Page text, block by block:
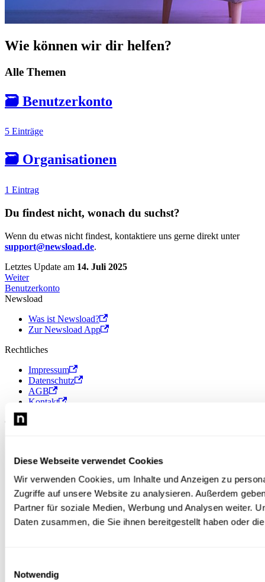
Diese Webseite verwendet Cookies
Wir verwenden Cookies, um Inhalte und Anzeigen zu
Zugriffe auf unsere Website zu analysieren. Außerdem
Partner für soziale Medien, Werbung und Analysen weiter.
Daten zusammen, die Sie ihnen bereitgestellt haben oder
Notwendig
Wie können wir dir helfen?
Alle Themen
🗃️ Benutzerkonto
5 Einträge
🗃️ Organisationen
1 Eintrag
Du findest nicht, wonach du suchst?
Wenn du etwas nicht findest, kontaktiere uns gerne direkt unter
support@newsload.de.
Letztes Update am 14. Juli 2025
Weiter
Benutzerkonto
Newsload
Was ist Newsload?
Zur Newsload App
Rechtliches
Impressum
Datenschutz
AGB
Kontakt
© 2026 Newsload, Newsload ist ein Produkt der Contiago GmbH.